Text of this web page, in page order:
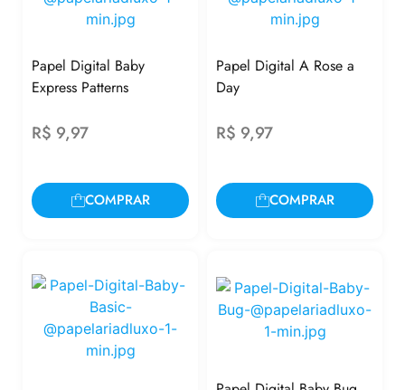
Papel Digital Baby
Express Patterns
R$ 9,97
COMPRAR
Papel Digital A Rose a
Day
R$ 9,97
COMPRAR